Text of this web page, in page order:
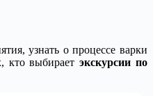
узнать о процессе варки
кто выбираетэкскурсии по